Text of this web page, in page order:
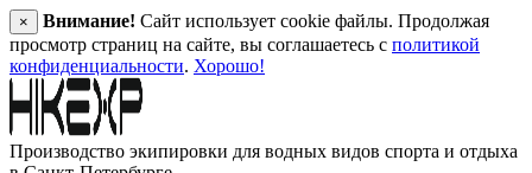
× Внимание! Сайт использует cookie файлы. Продолжая
просмотр страниц на сайте, вы соглашаетесь с политикой
конфиденциальности. Хорошо!
Производство экипировки для водных видов спорта и отдыха